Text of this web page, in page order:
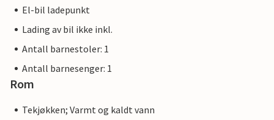
El-bil ladepunkt
Lading av bil ikke inkl.
Antall barnestoler: 1
Antall barnesenger: 1
Rom
Tekjøkken; Varmt og kaldt vann